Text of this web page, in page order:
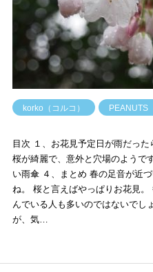
korko（コルコ） PEANUTS
目次 １、お花見予定日が雨だっ
桜が綺麗で、意外と穴場のようで
い雨傘 ４、まとめ 春の足音が近
ね。 桜と言えばやっぱりお花見
んでいる人も多いのではないでし
が、気…